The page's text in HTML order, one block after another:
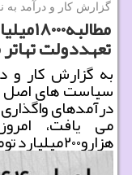
گزارش كار و درآمد به
تعهددولت
به گزارش كار و
درآمدهای
هزارو۲۰۰میلیارد تومان رسیده است.